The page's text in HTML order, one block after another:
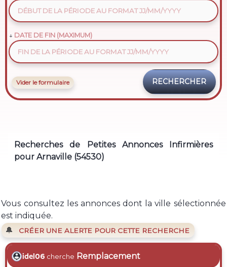
DATE DE FIN (MAXIMUM)
Vider le formulaire
Recherches de Petites Annonces Infirmières
pour Arnaville (54530)
Vous consultez les annonces dont la ville sélectionnée
est indiquée.
🔔 CRÉER UNE ALERTE POUR CETTE RECHERCHE
idel06 cherche Remplacement